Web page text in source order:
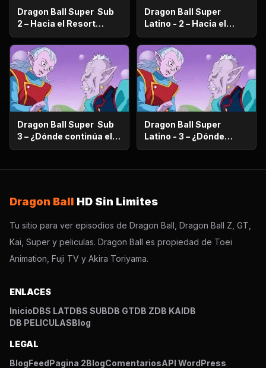
Dragon Ball Super Sub
2 – Hacia el Resort
prometido ¿Vegeta se va
de viaje familiar?
Dragon Ball Super
Latino - 2 – Hacia el
Resort prometido
¿Vegeta se va de viaje
familiar?
Dragon Ball Super Sub
3 – ¿Dónde continúa el
sueño? ¡Encuentra al
Dragon Ball Super
Latino - 3 – ¿Dónde
continúa el sueño?
Saiyajin Dios!
Dragon Ball HD Sin Limites
Tu sitio para ver episodios de Dragon Ball, Dragon Ball Z, GT,
Kai, Super y peliculas. Dragon Ball es propiedad de Toei
Animation, Fuji TV y Akira Toriyama.
ENLACES
InicioDBS LATDBS SUBDB GTDB ZDB KAIDB
DB PELICULASBlog
LEGAL
BlogFeedPagina 2BlogComentariosAPI WordPress